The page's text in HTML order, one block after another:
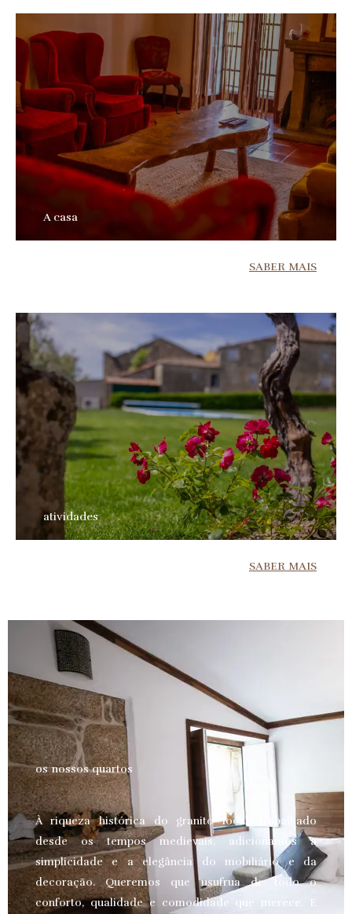
A casa
SABER MAIS
atividades
SABER MAIS
os nossos quartos
À riqueza histórica do granito local, trabalhado
desde os tempos medievais, adicionamos a
simplicidade e a elegância do mobiliário e da
decoração. Queremos que usufrua de todo o
conforto, qualidade e comodidade que merece.
E